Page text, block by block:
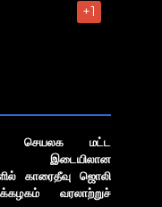
+1
செயலக மட்ட
இடையிலான
காரைதீவு ஜொலி
வரலாற்றுச்